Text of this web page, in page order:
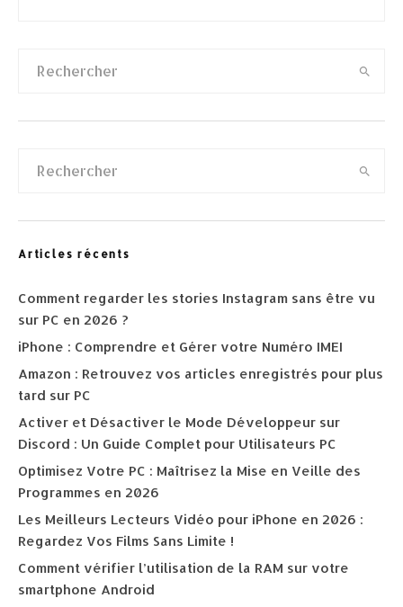
Articles récents
Comment regarder les stories Instagram sans être vu
sur PC en 2026 ?
iPhone : Comprendre et Gérer votre Numéro IMEI
Amazon : Retrouvez vos articles enregistrés pour plus
tard sur PC
Activer et Désactiver le Mode Développeur sur
Discord : Un Guide Complet pour Utilisateurs PC
Optimisez Votre PC : Maîtrisez la Mise en Veille des
Programmes en 2026
Les Meilleurs Lecteurs Vidéo pour iPhone en 2026 :
Regardez Vos Films Sans Limite !
Comment vérifier l’utilisation de la RAM sur votre
smartphone Android